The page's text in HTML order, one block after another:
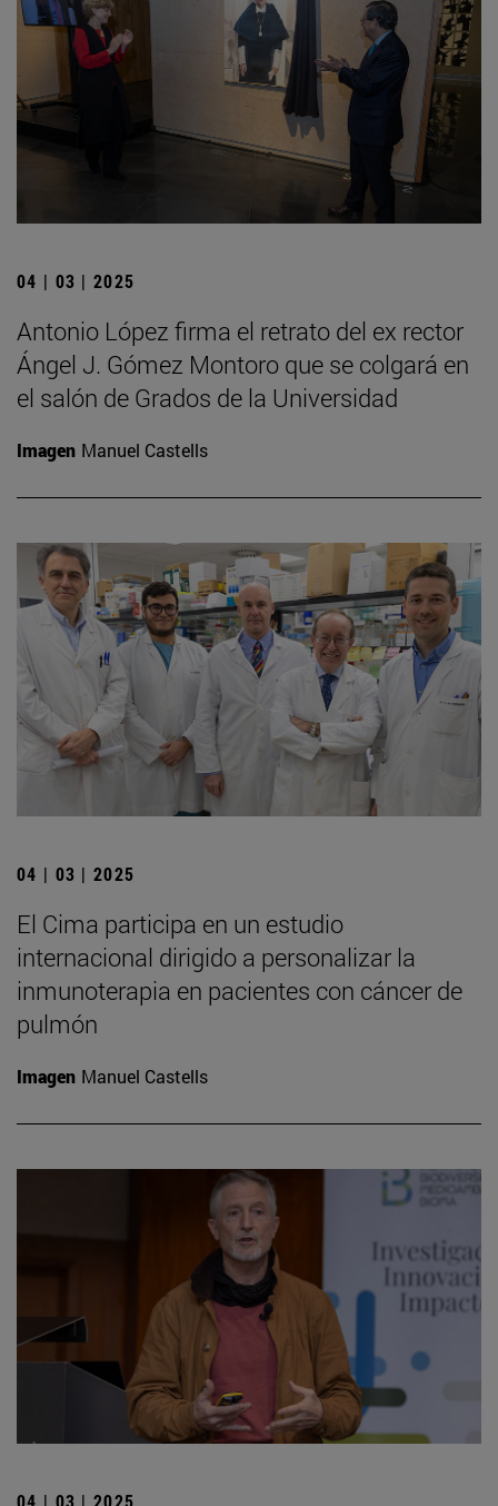
04 | 03 | 2025
Antonio López firma el retrato del ex rector
Ángel J. Gómez Montoro que se colgará en
el salón de Grados de la Universidad
Imagen Manuel Castells
04 | 03 | 2025
El Cima participa en un estudio
internacional dirigido a personalizar la
inmunoterapia en pacientes con cáncer de
pulmón
Imagen Manuel Castells
04 | 03 | 2025